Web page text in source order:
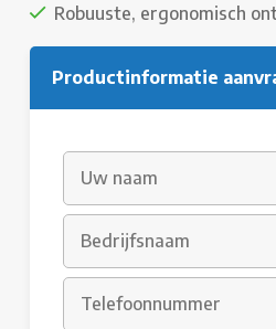
Robuuste, ergonomisch
Productinformatie